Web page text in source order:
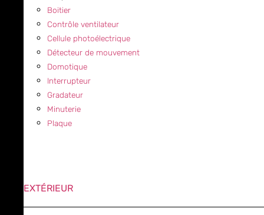
Boitier
Contrôle ventilateur
Cellule photoélectrique
Détecteur de mouvement
Domotique
Interrupteur
Gradateur
Minuterie
Plaque
EXTÉRIEUR